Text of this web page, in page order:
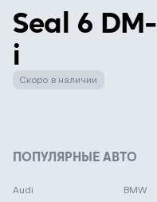
Seal 6 DM-
i
Скоро в наличии
ПОПУЛЯРНЫЕ АВТО
Audi BMW